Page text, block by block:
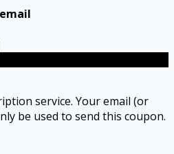
service. Your email (or
be used to send this coupon.